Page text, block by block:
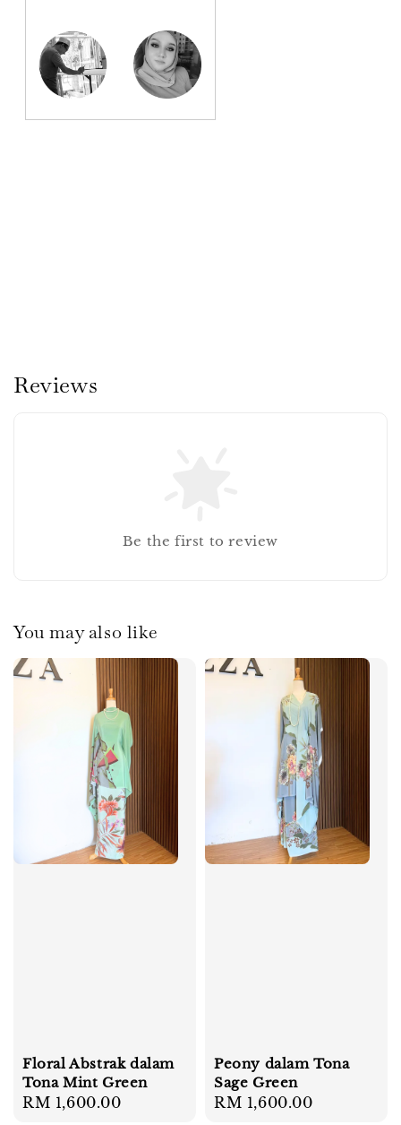
Reviews
Be the first to review
You may also like
Floral Abstrak dalam
Tona Mint Green
Regular
RM 1,600.00
Peony dalam Tona
Sage Green
Regular
RM 1,600.00